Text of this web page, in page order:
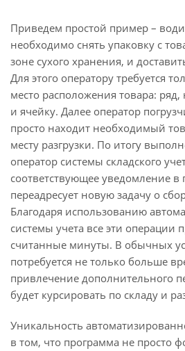
Приведем простой пример –
необходимо снять упаковку с
зоне сухого хранения, и
Для этого оператору требуется
место расположения товара: ряд,
и ячейку. Далее оператор
просто находит необходимый
месту разгрузки. По итогу
оператор системы складского
соответствующее уведомление в
переадресует новую задачу о
Благодаря использованию
системы учета все эти операции
считанные минуты. В обычных
потребуется не только больше
привлечение дополнительного
будет курсировать по складу и
Уникальность
в том, что программа не просто